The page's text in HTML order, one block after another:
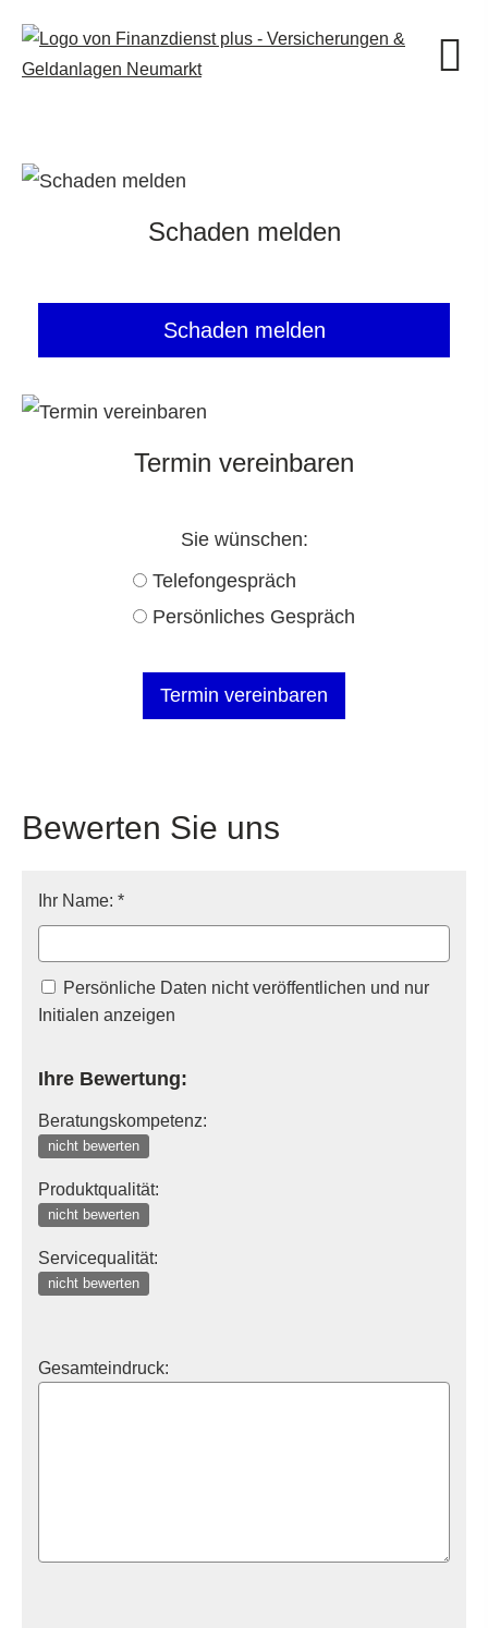
Schaden melden
Schaden melden
Termin ver­ein­baren
Sie wün­schen:
Tele­fon­ge­spräch
Persönliches Gespräch
Bewerten Sie uns
Ihr Name: *
Persönliche Daten nicht veröffentlichen und nur
Initialen anzeigen
Ihre Bewertung:
Beratungskompetenz:
nicht bewerten
Produktqualität:
nicht bewerten
Servicequalität:
nicht bewerten
Gesamteindruck: